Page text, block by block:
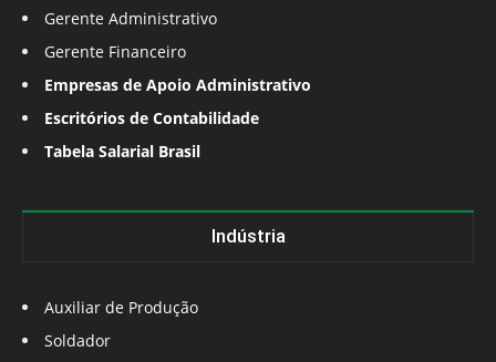
Gerente Administrativo
Gerente Financeiro
Empresas de Apoio Administrativo
Escritórios de Contabilidade
Tabela Salarial Brasil
Indústria
Auxiliar de Produção
Soldador